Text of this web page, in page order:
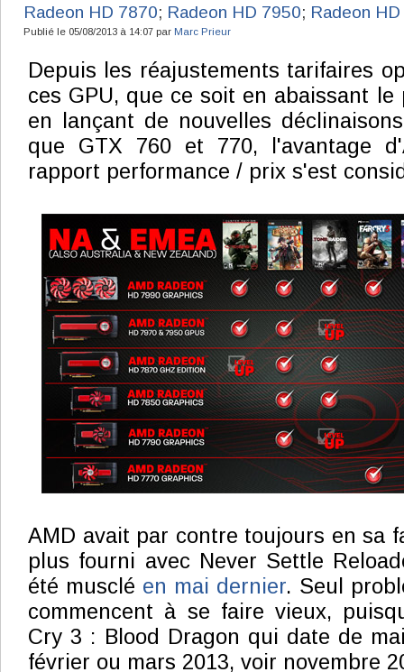
Radeon HD 7870; Radeon HD 7950; Radeon
Publié le 05/08/2013 à 14:07 par Marc Prieur
Depuis les réajustements tarifaires
ces GPU, que ce soit en abaissant
en lançant de nouvelles
que GTX 760 et 770, l'avantage
rapport performance / prix s'est
AMD avait par contre toujours en sa
plus fourni avec Never Settle
été musclé en mai dernier. Seul
commencent à se faire vieux,
Cry 3 : Blood Dragon qui date de
février ou mars 2013, voir novembre